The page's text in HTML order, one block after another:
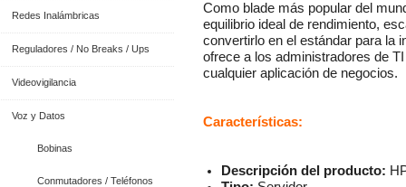
Redes Inalámbricas
Reguladores / No Breaks / Ups
Videovigilancia
Voz y Datos
Bobinas
Conmutadores / Teléfonos
Como blade más popular del
equilibrio ideal de rendimiento,
convertirlo en el estándar para la
ofrece a los administradores de
cualquier aplicación de negocios.
Características:
Descripción del producto: